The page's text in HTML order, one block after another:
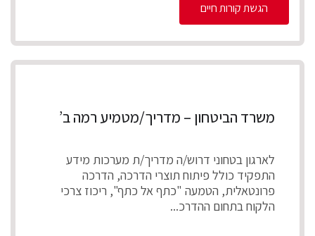
הגשת קורות חיים
משרד הביטחון – מדריך/מטמיע רמה ב’
לארגון בטחוני דרוש/ה מדריך/ת מערכות מידע
התפקיד כולל פיתוח תוצרי הדרכה, הדרכה
פרונטאלית, הטמעה "כתף אל כתף", ריכוז צרכי
הלקוח בתחום ההדרכ...